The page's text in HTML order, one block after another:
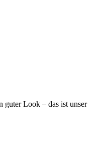
guter Look – das ist unser